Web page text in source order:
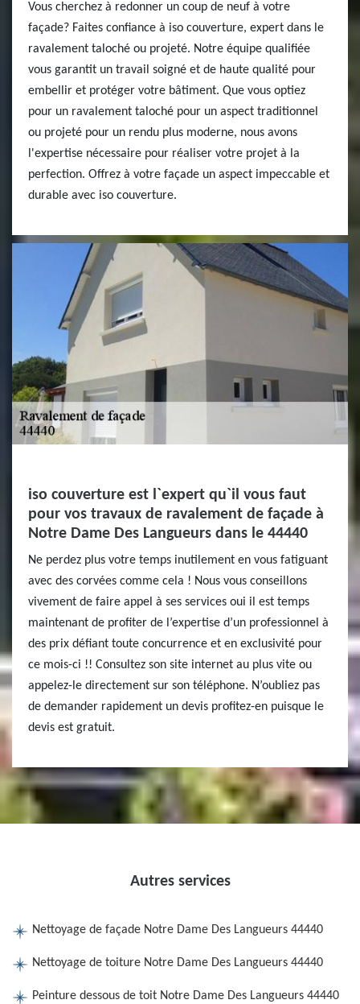
Vous cherchez à redonner un coup de neuf à votre
façade? Faites confiance à iso couverture, expert dans le
ravalement taloché ou projeté. Notre équipe qualifiée
vous garantit un travail soigné et de haute qualité pour
embellir et protéger votre bâtiment. Que vous optiez
pour un ravalement taloché pour un aspect traditionnel
ou projeté pour un rendu plus moderne, nous avons
l'expertise nécessaire pour réaliser votre projet à la
perfection. Offrez à votre façade un aspect impeccable et
durable avec iso couverture.
iso couverture est l`expert qu`il vous faut
pour vos travaux de ravalement de façade à
Notre Dame Des Langueurs dans le 44440
Ne perdez plus votre temps inutilement en vous fatiguant
avec des corvées comme cela ! Nous vous conseillons
vivement de faire appel à ses services oui il est temps
maintenant de profiter de l’expertise d’un professionnel à
des prix défiant toute concurrence et en exclusivité pour
ce mois-ci !! Consultez son site internet au plus vite ou
appelez-le directement sur son téléphone. N’oubliez pas
de demander rapidement un devis profitez-en puisque le
devis est gratuit.
Autres services
Nettoyage de façade Notre Dame Des Langueurs 44440
Nettoyage de toiture Notre Dame Des Langueurs 44440
Peinture dessous de toit Notre Dame Des Langueurs 44440